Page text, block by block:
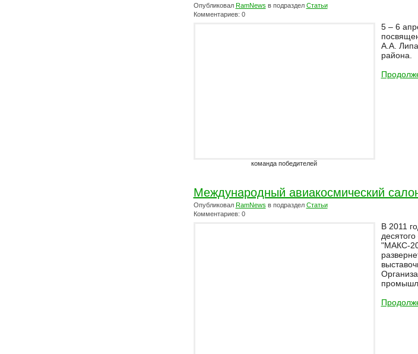
Опубликовал RamNews в подраздел Статьи
Комментариев: 0
команда победителей
5 – 6
А.А.
района.
Международный авиакосмический
Опубликовал RamNews в подраздел Статьи
Комментариев: 0
В 2011
"МАКС-